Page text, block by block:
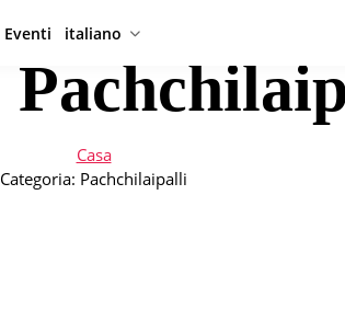
Eventi italiano
Casa
Categoria: Pachchilaipalli